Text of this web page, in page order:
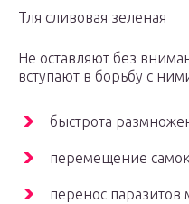
Тля сливовая зеленая
Не оставляют без
вступают в борьбу с
быстрота
перемещение
перенос паразитов